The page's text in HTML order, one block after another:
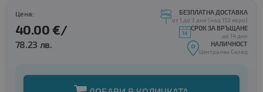
Цена:
40.00 €/
78.23 лв.
БЕЗПЛАТНА ДОСТАВКА
от 1 до 3 дни (над 153 евро)
СРОК ЗА ВРЪЩАНЕ
до 14 дни
НАЛИЧНОСТ
Централен Склад